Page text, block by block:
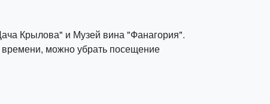
Крылова" и Музей вина "Фанагория".
можно убрать посещение